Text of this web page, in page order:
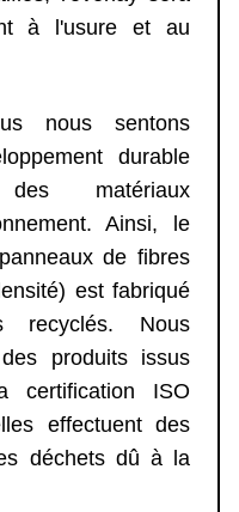
à l'usure et au
nous sentons
durable
matériaux
Ainsi, le
de fibres
est fabriqué
Nous
produits issus
certification ISO
effectuent des
déchets dû à la